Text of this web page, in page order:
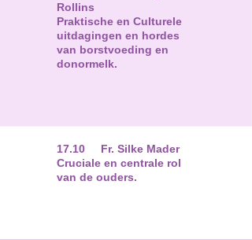
Rollins
Praktische en Culturele
uitdagingen en hordes
van borstvoeding en
donormelk.
17.10 Fr. Silke Mader
Cruciale en centrale rol
van de ouders.